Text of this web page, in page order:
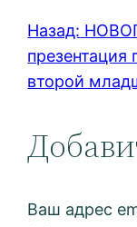
Назад:
презентация
второй
Ваш адрес